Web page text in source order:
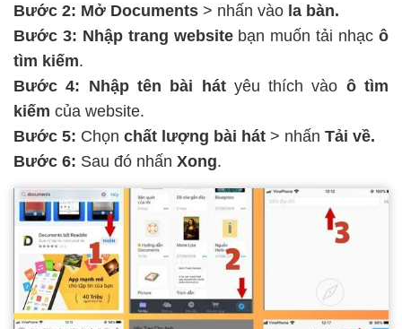
Bước 2: Mở Documents > nhấn vào la bàn.
Bước 3: Nhập trang website bạn muốn tải nhạcô
tìm kiếm.
Bước 4: Nhập tên bài hátyêu thích vào ô tìm
kiếm của website.
Bước 5: Chọn chất lượng bài hát > nhấn Tải về.
Bước 6: Sau đó nhấn Xong.